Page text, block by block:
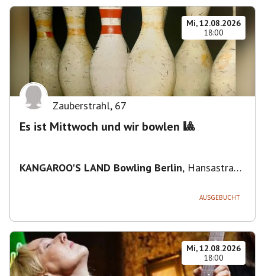
Mi, 12.08.2026
18:00
Zauberstrahl, 67
Es ist Mittwoch und wir bowlen 🎱
KANGAROO'S LAND Bowling Berlin, Hansastraße
AUSGEBUCHT
Mi, 12.08.2026
18:00